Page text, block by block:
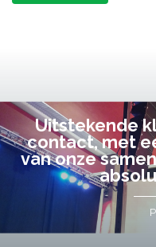
Uitstekende
contact, met
van onze